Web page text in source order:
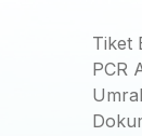
Tiket
PCR